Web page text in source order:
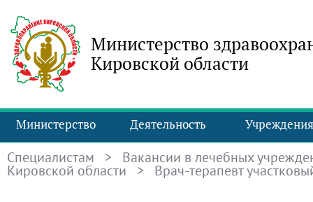
Министерство
Кировской области
Министерство Деятельность Учреждения
Специалистам > Вакансии в лечебных
Кировской области > Врач-терапевт